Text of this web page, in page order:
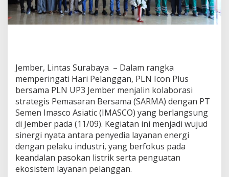
n
N
a
a
l
,
P
L
N
c
o
n
P
l
Jember, Lintas Surabaya – Dalam rangka
memperingati Hari Pelanggan, PLN Icon Plus
bersama PLN UP3 Jember menjalin kolaborasi
strategis Pemasaran Bersama (SARMA) dengan PT
Semen Imasco Asiatic (IMASCO) yang berlangsung
di Jember pada (11/09). Kegiatan ini menjadi wujud
sinergi nyata antara penyedia layanan energi
dengan pelaku industri, yang berfokus pada
keandalan pasokan listrik serta penguatan
ekosistem layanan pelanggan.